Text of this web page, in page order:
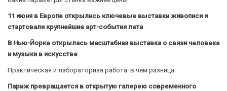
11 июня в Европе открылись ключевые выставки живописи и
стартовали крупнейшие арт-события лета
В Нью-Йорке открылась масштабная выставка о связи человека
и музыки в искусстве
Практическая и лабораторная работа: в чем разница
Париж превращается в открытую галерею современного